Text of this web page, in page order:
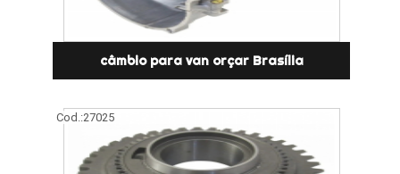
câmbio para van orçar Brasília
Cod.:27025